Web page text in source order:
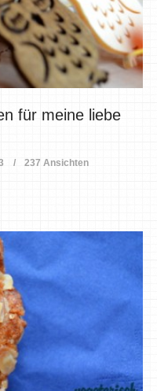
für meine liebe
237 Ansichten